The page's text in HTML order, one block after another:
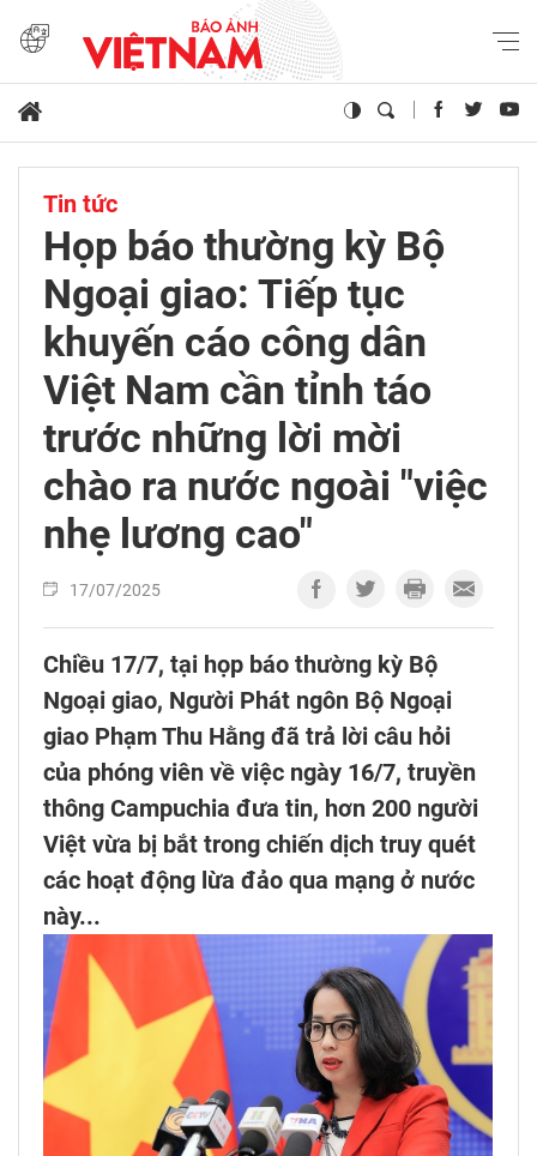
Tin tức
Họp báo thường kỳ Bộ
Ngoại giao: Tiếp tục
khuyến cáo công dân
Việt Nam cần tỉnh táo
trước những lời mời
chào ra nước ngoài "việc
nhẹ lương cao"
17/07/2025
Chiều 17/7, tại họp báo thường kỳ Bộ
Ngoại giao, Người Phát ngôn Bộ Ngoại
giao Phạm Thu Hằng đã trả lời câu hỏi
của phóng viên về việc ngày 16/7, truyền
thông Campuchia đưa tin, hơn 200 người
Việt vừa bị bắt trong chiến dịch truy quét
các hoạt động lừa đảo qua mạng ở nước
này...